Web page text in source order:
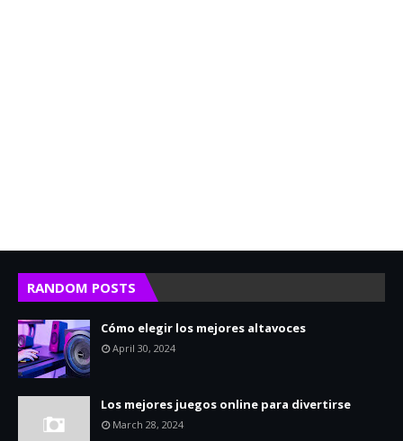
RANDOM POSTS
Cómo elegir los mejores altavoces
April 30, 2024
Los mejores juegos online para divertirse
March 28, 2024